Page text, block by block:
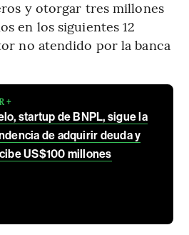
y otorgar tres millones
en los siguientes 12
no atendido por la banca
+
startup de BNPL, sigue la
de adquirir deuda y
US$100 millones